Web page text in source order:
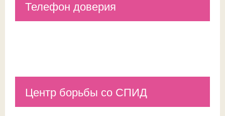
Телефон доверия
Центр борьбы со СПИД